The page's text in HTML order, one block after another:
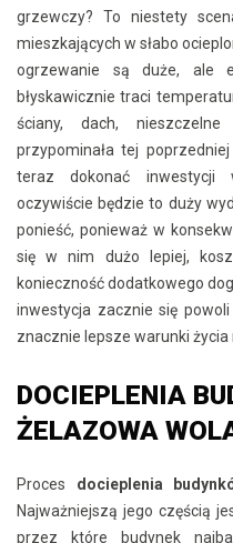
grzewczy? To niestety
mieszkających w słabo
ogrzewanie są duże, ale
błyskawicznie traci
ściany, dach,
przypominała tej
teraz dokonać
oczywiście będzie to duży
ponieść, ponieważ w
się w nim dużo lepiej,
konieczność dodatkowego
inwestycja zacznie się
znacznie lepsze warunki życia
DOCIEPLENIA
ŻELAZOWA
Proces docieplenia
Najważniejszą jego częścią
przez które budynek